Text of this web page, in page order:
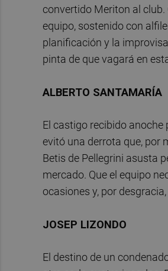
convertido Meriton al club.
equipo, sostenido con
planificación y la
pinta de que vagará en
ALBERTO SANTAMARÍA
El castigo recibido
evitó una derrota que, por
Betis de Pellegrini asusta
mercado. Que el equipo
ocasiones y, por
JOSEP LIZONDO
El destino de un